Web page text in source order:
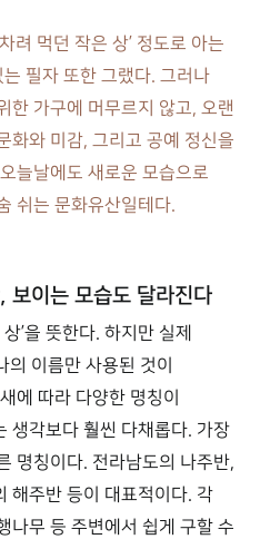
려 먹던 작은 상’ 정도로 아는
필자 또한 그랬다. 그러나
한 가구에 머무르지 않고, 오랜
화와 미감, 그리고 공예 정신을
늘날에도 새로운 모습으로
쉬는 문화유산일테다.
보이는 모습도 달라진다
’을 뜻한다. 하지만 실제
의 이름만 사용된 것이
에 따라 다양한 명칭이
생각보다 훨씬 다채롭다. 가장
명칭이다. 전라남도의 나주반,
해주반 등이 대표적이다. 각
나무 등 주변에서 쉽게 구할 수